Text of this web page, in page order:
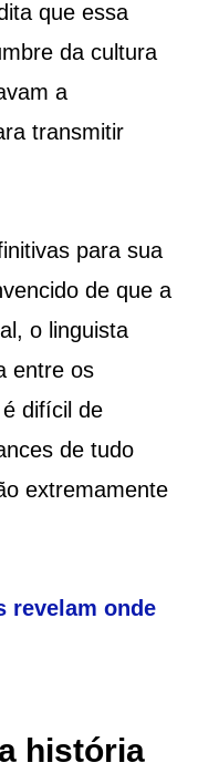
que essa
da cultura
a
transmitir
para sua
de que a
o linguista
entre os
difícil de
de tudo
extremamente
revelam onde
história